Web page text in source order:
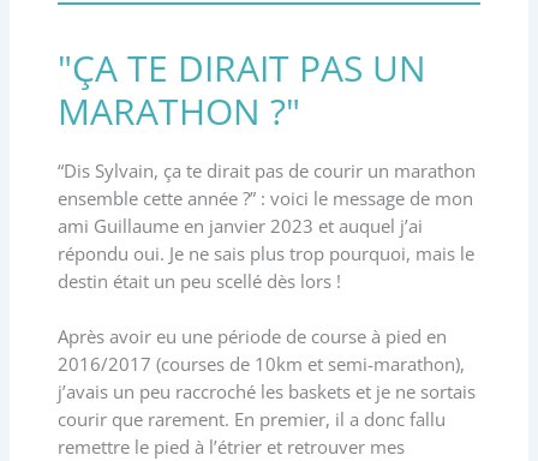
"ÇA TE DIRAIT PAS UN
MARATHON ?"
“Dis Sylvain, ça te dirait pas de courir un marathon
ensemble cette année ?” : voici le message de mon
ami Guillaume en janvier 2023 et auquel j’ai
répondu oui. Je ne sais plus trop pourquoi, mais le
destin était un peu scellé dès lors !
Après avoir eu une période de course à pied en
2016/2017 (courses de 10km et semi-marathon),
j’avais un peu raccroché les baskets et je ne sortais
courir que rarement. En premier, il a donc fallu
remettre le pied à l’étrier et retrouver mes